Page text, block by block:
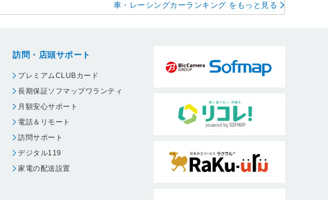
車・レーシングカーランキング をもっと見る
訪問・店頭サポート
プレミアムCLUBカード
長期保証ソフマップワランティ
月額安心サポート
電話＆リモート
訪問サポート
デジタル119
家電の配送設置